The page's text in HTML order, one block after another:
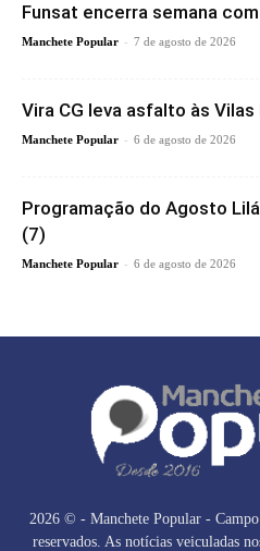
Funsat encerra semana
Manchete Popular - 7 de agosto de 2026
Vira CG leva asfalto às
Manchete Popular - 6 de agosto de 2026
Programação do Agosto
(7)
Manchete Popular - 6 de agosto de 2026
2026 © - Manchete Popular -
reservados. As notícias veiculadas